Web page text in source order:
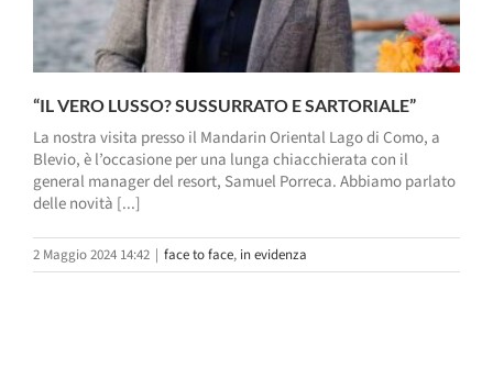
“IL VERO LUSSO? SUSSURRATO E SARTORIALE”
La nostra visita presso il Mandarin Oriental Lago di Como, a
Blevio, è l’occasione per una lunga chiacchierata con il
general manager del resort, Samuel Porreca. Abbiamo parlato
delle novità [...]
2 Maggio 2024 14:42 | face to face, in evidenza